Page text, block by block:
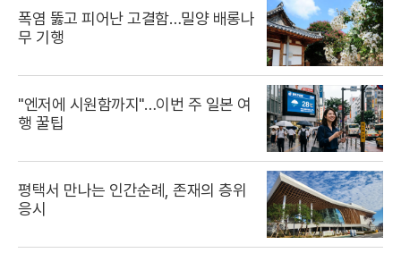
폭염 뚫고 피어난 고결함…밀양 배롱나
무 기행
"엔저에 시원함까지"…이번 주 일본 여
행 꿀팁
평택서 만나는 인간순례, 존재의 층위
응시